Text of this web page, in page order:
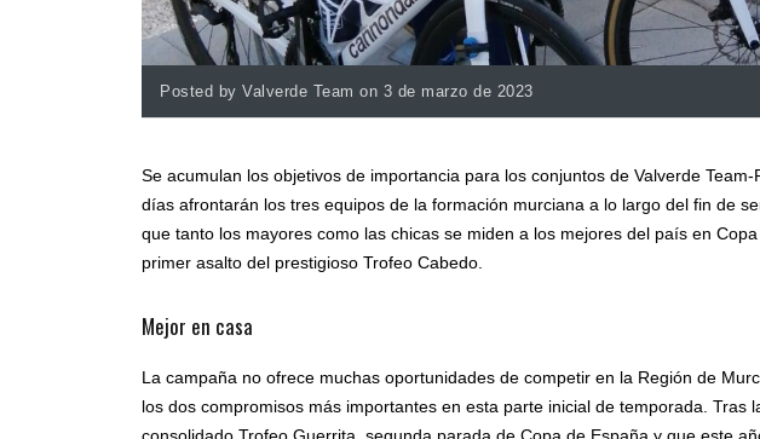
Posted by Valverde Team on 3 de marzo de 2023
Se acumulan los objetivos de importancia para los conjuntos de Valverde
días afrontarán los tres equipos de la formación murciana a lo largo del fin de
que tanto los mayores como las chicas se miden a los mejores del país en
primer asalto del prestigioso Trofeo Cabedo.
Mejor en casa
La campaña no ofrece muchas oportunidades de competir en la Región de
los dos compromisos más importantes en esta parte inicial de temporada. Tras